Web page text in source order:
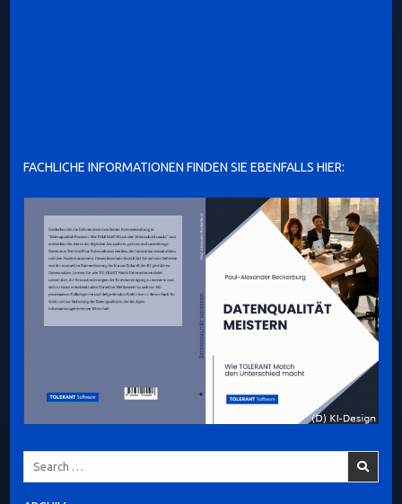
FACHLICHE INFORMATIONEN FINDEN SIE EBENFALLS HIER: